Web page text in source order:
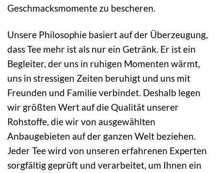
Geschmacksmomente zu bescheren.
Unsere Philosophie basiert auf der Überzeugung,
dass Tee mehr ist als nur ein Getränk. Er ist ein
Begleiter, der uns in ruhigen Momenten wärmt,
uns in stressigen Zeiten beruhigt und uns mit
Freunden und Familie verbindet. Deshalb legen
wir größten Wert auf die Qualität unserer
Rohstoffe, die wir von ausgewählten
Anbaugebieten auf der ganzen Welt beziehen.
Jeder Tee wird von unseren erfahrenen Experten
sorgfältig geprüft und verarbeitet, um Ihnen ein